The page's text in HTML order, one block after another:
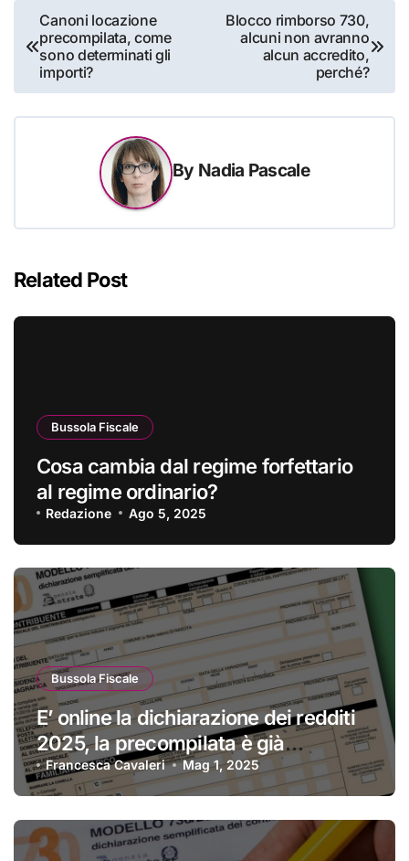
Navigazione
articoli
Canoni locazione
precompilata, come
sono determinati gli
importi?
Blocco rimborso 730,
alcuni non avranno
alcun accredito,
perché?
By Nadia Pascale
Related Post
Bussola Fiscale
Cosa cambia dal regime forfettario
al regime ordinario?
Redazione Ago 5, 2025
Bussola Fiscale
E’ online la dichiarazione dei redditi
2025, la precompilata è già
disponibile
Francesca Cavaleri Mag 1, 2025